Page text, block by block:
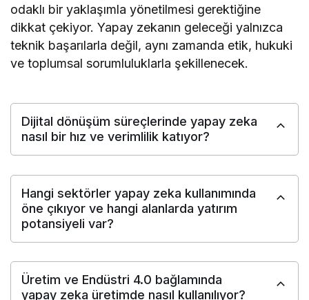
odaklı bir yaklaşımla yönetilmesi gerektiğine
dikkat çekiyor. Yapay zekanın geleceği yalnızca
teknik başarılarla değil, aynı zamanda etik, hukuki
ve toplumsal sorumluluklarla şekillenecek.
Dijital dönüşüm süreçlerinde yapay zeka
nasıl bir hız ve verimlilik katıyor?
Hangi sektörler yapay zeka kullanımında
öne çıkıyor ve hangi alanlarda yatırım
potansiyeli var?
Üretim ve Endüstri 4.0 bağlamında
yapay zeka üretimde nasıl kullanılıyor?